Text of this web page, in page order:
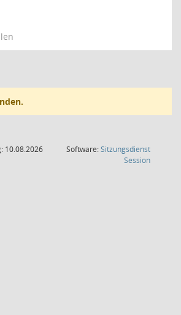
10.08.2026
Software:Sitzungsdienst
Session(Wird in